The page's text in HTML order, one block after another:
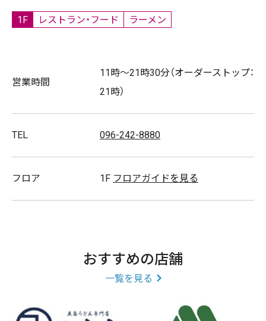
1F レストラン・フード ラーメン
営業時間
11時～21時30分（オーダーストップ：
21時）
TEL 096-242-8880
フロア 1F フロアガイドを見る
おすすめの店舗
一覧を見る